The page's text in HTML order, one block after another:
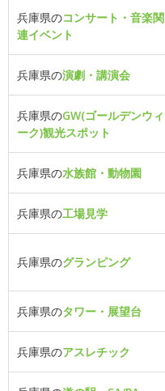
兵庫県のコンサート・音楽関
連イベント
兵庫県の演劇・講演会
兵庫県のGW(ゴールデンウィ
ーク)観光スポット
兵庫県の水族館・動物園
兵庫県の工場見学
兵庫県のグランピング
兵庫県のタワー・展望台
兵庫県のアスレチック